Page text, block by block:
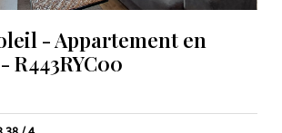
- Appartement en
R443RYC00